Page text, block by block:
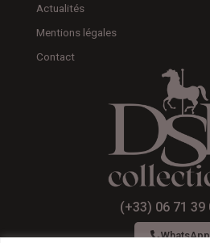
Actualités
Mentions légales
Contact
(+33) 06 71 39
WhatsApp